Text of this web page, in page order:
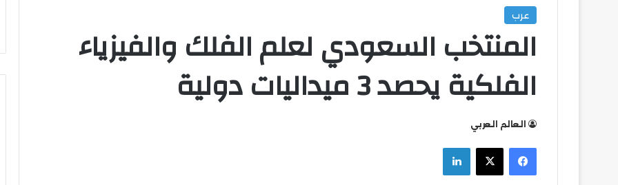
عرب
المنتخب السعودي لعلم الفلك والفيزياء
الفلكية يحصد 3 ميداليات دولية
العالم العربي
فيسبوك
‫X لينكدإن